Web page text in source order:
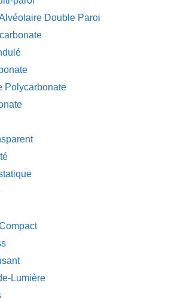
Double Paroi
Polycarbonate
Lumière